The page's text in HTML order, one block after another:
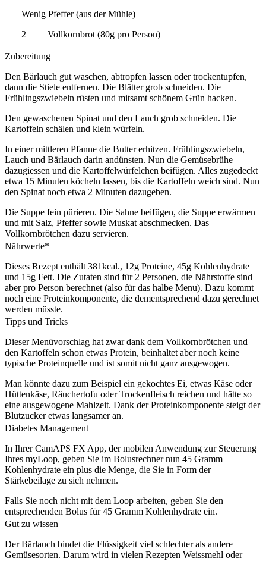
Wenig Pfeffer (aus der Mühle)
2 Vollkornbrot (80g pro Person)
Zubereitung
Den Bärlauch gut waschen, abtropfen lassen oder trockentupfen,
dann die Stiele entfernen. Die Blätter grob schneiden. Die
Frühlingszwiebeln rüsten und mitsamt schönem Grün hacken.
Den gewaschenen Spinat und den Lauch grob schneiden. Die
Kartoffeln schälen und klein würfeln.
In einer mittleren Pfanne die Butter erhitzen. Frühlingszwiebeln,
Lauch und Bärlauch darin andünsten. Nun die Gemüsebrühe
dazugiessen und die Kartoffelwürfelchen beifügen. Alles zugedeckt
etwa 15 Minuten köcheln lassen, bis die Kartoffeln weich sind. Nun
den Spinat noch etwa 2 Minuten dazugeben.
Die Suppe fein pürieren. Die Sahne beifügen, die Suppe erwärmen
und mit Salz, Pfeffer sowie Muskat abschmecken. Das
Vollkornbrötchen dazu servieren.
Nährwerte*
Dieses Rezept enthält 381kcal., 12g Proteine, 45g Kohlenhydrate
und 15g Fett. Die Zutaten sind für 2 Personen, die Nährstoffe sind
aber pro Person berechnet (also für das halbe Menu). Dazu kommt
noch eine Proteinkomponente, die dementsprechend dazu gerechnet
werden müsste.
Tipps und Tricks
Dieser Menüvorschlag hat zwar dank dem Vollkornbrötchen und
den Kartoffeln schon etwas Protein, beinhaltet aber noch keine
typische Proteinquelle und ist somit nicht ganz ausgewogen.
Man könnte dazu zum Beispiel ein gekochtes Ei, etwas Käse oder
Hüttenkäse, Räuchertofu oder Trockenfleisch reichen und hätte so
eine ausgewogene Mahlzeit. Dank der Proteinkomponente steigt der
Blutzucker etwas langsamer an.
Diabetes Management
In Ihrer CamAPS FX App, der mobilen Anwendung zur Steuerung
Ihres myLoop, geben Sie im Bolusrechner nun 45 Gramm
Kohlenhydrate ein plus die Menge, die Sie in Form der
Stärkebeilage zu sich nehmen.
Falls Sie noch nicht mit dem Loop arbeiten, geben Sie den
entsprechenden Bolus für 45 Gramm Kohlenhydrate ein.
Gut zu wissen
Der Bärlauch bindet die Flüssigkeit viel schlechter als andere
Gemüsesorten. Darum wird in vielen Rezepten Weissmehl oder